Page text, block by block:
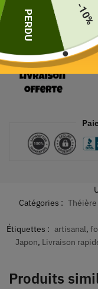
Catégories :
Étiquettes : artisanal,
Japon, Livraison
Produits
-10%
PERDU